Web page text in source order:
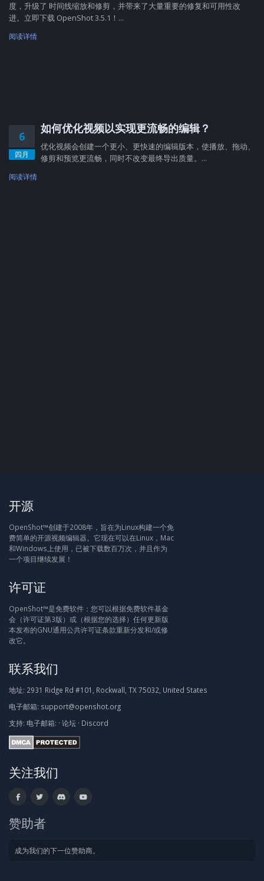
度，升级了 时间线缩放和修剪，并带来了大量重要的修复和可用性改
进。立即下载 OpenShot 3.5.1！...
阅读详情
6
四月
如何优化视频以实现更流畅的编辑？
优化视频会创建一个更小、更快速的编辑版本，使播放、拖动、
修剪和预览更流畅，同时不改变最终导出质量。...
阅读详情
开源
OpenShot™创建于2008年，旨在为Linux构建一个免
费简单的开源视频编辑器。它现在可以在Linux，Mac
和Windows上使用，已被下载数百万次，并且作为
一个项目继续发展！
许可证
OpenShot™是免费软件：您可以根据免费软件基金
会（许可证第3版）或（根据您的选择）任何更新版
本发布的GNU通用公共许可证条款重新分发和/或修
改它。
联系我们
地址: 2931 Ridge Rd #101, Rockwall, TX 75032, United States
电子邮箱: support@openshot.org
支持: 电子邮箱: · 论坛 · Discord
关注我们
赞助者
成为我们的下一位赞助商。